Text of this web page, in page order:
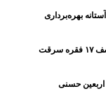
بهره‌برداری
اربعین حسنی